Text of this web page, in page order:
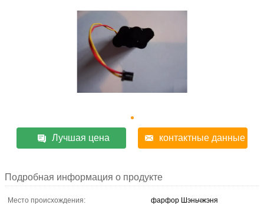
Лучшая цена контактные данные
Подробная информация о продукте
Место происхождения:
фарфор Шэньчжэня